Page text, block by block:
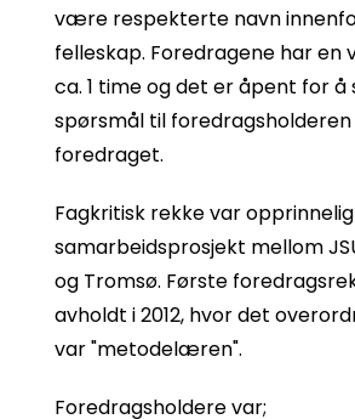
være respekterte navn
felleskap. Foredragene har en
ca. 1 time og det er åpent for å
spørsmål til
foredraget.
Fagkritisk rekke var
samarbeidsprosjekt mellom
og Tromsø. Første
avholdt i 2012, hvor det
var "metodelæren".
Foredragsholdere var;